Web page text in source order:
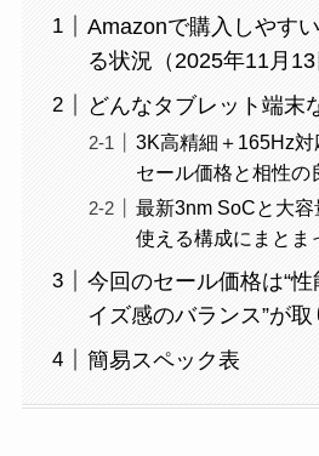
Amazonで購入しやす
る状況（2025年11月13
どんなタブレット端末
3K高精細＋165Hz
セール価格と相性の
最新3nm SoCと大容
使える構成にまとま
今回のセール価格は“
イズ感のバランス”が
簡易スペック表